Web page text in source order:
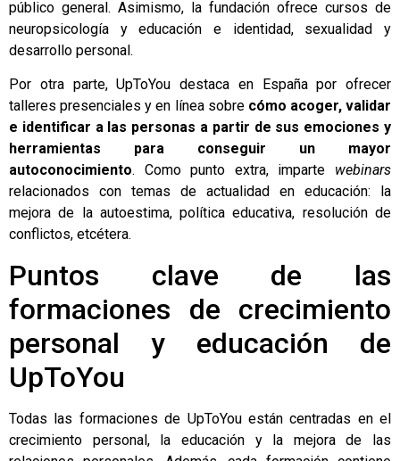
público general. Asimismo, la fundación ofrece cursos de
neuropsicología y educación e identidad, sexualidad y
desarrollo personal.
Por otra parte, UpToYou destaca en España por ofrecer
talleres presenciales y en línea sobrecómo acoger, validar
e identificar a las personas a partir de sus emociones y
herramientas para conseguir un mayor
autoconocimiento. Como punto extra, imparte webinars
relacionados con temas de actualidad en educación: la
mejora de la autoestima, política educativa, resolución de
conflictos, etcétera.
Puntos clave de las
formaciones de crecimiento
personal y educación de
UpToYou
Todas las formaciones de UpToYou están centradas en el
crecimiento personal, la educación y la mejora de las